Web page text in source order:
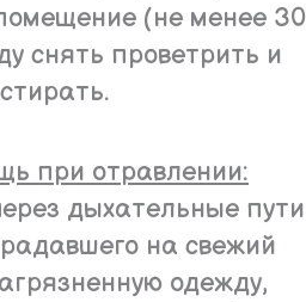
(не менее 30
снять проветрить и
при отравлении:
дыхательные пути
на свежий
одежду,